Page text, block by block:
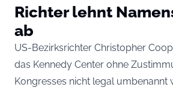
Richter lehnt
ab
US-Bezirksrichter Christopher
das Kennedy Center ohne
Kongresses nicht legal umbenannt